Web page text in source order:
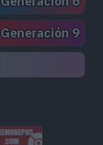
Generación 9